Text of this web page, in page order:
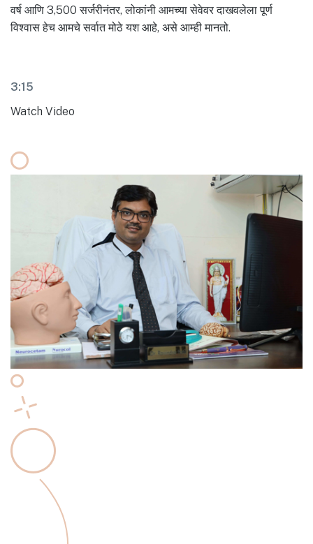
वर्ष आणि 3,500 सर्जरीनंतर, लोकांनी आमच्या सेवेवर दाखवलेला पूर्ण
विश्वास हेच आमचे सर्वात मोठे यश आहे, असे आम्ही मानतो.
3:15
Watch Video